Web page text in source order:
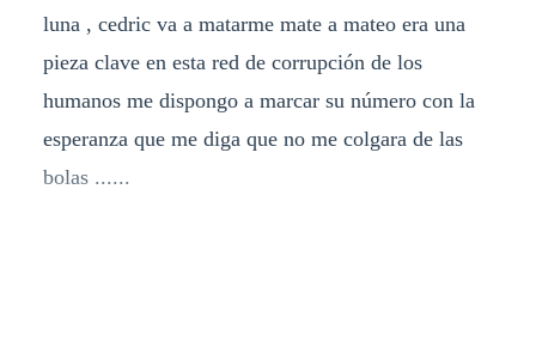
luna , cedric va a matarme mate a mateo era una
pieza clave en esta red de corrupción de los
humanos me dispongo a marcar su número con la
esperanza que me diga que no me colgara de las
bolas ......